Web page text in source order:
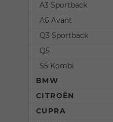
A3 Sportback
A6 Avant
Q3 Sportback
Q5
S5 Kombi
BMW
CITROËN
CUPRA